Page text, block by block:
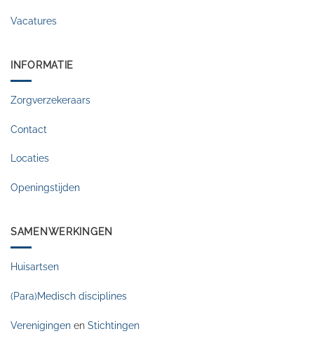
Vacatures
INFORMATIE
Zorgverzekeraars
Contact
Locaties
Openingstijden
SAMENWERKINGEN
Huisartsen
(Para)Medisch disciplines
Verenigingen en Stichtingen